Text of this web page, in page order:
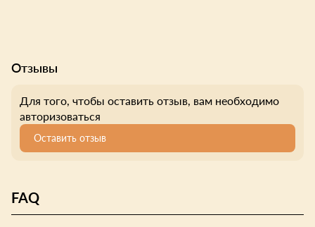
Отзывы
Для того, чтобы оставить отзыв, вам необходимо
авторизоваться
Оставить отзыв
FAQ